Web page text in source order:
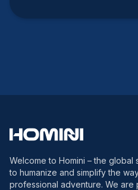
Welcome to Homini – the global
to humanize and simplify the
professional adventure. We